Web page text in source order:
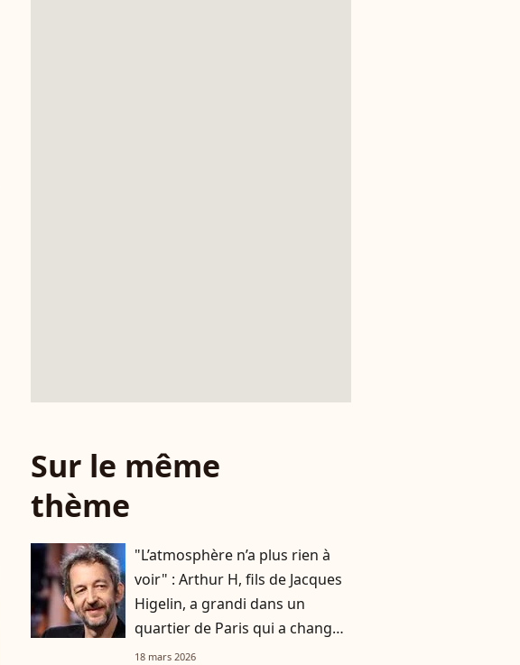
Sur le même
thème
"L’atmosphère n’a plus rien à
voir" : Arthur H, fils de Jacques
Higelin, a grandi dans un
quartier de Paris qui a changé
du tout au tout
18 mars 2026